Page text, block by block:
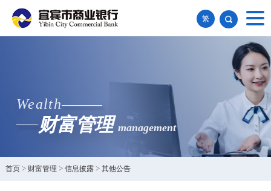
繁
Wealth
财富管理 management
首页> 财富管理 > 信息披露> 其他公告